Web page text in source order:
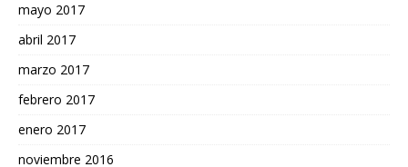
mayo 2017
abril 2017
marzo 2017
febrero 2017
enero 2017
noviembre 2016